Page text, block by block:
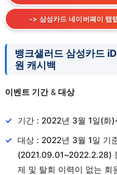
-> 삼성카드 네이버페이 탭
뱅크샐러드 삼성카드
원 캐시백
이벤트 기간& 대상
기간 : 2022년 3월 1일(화
대상 : 2022년 3월 1일 기
(2021.09.01~2022.2.28)
제 및 탈회 이력이 없는 회